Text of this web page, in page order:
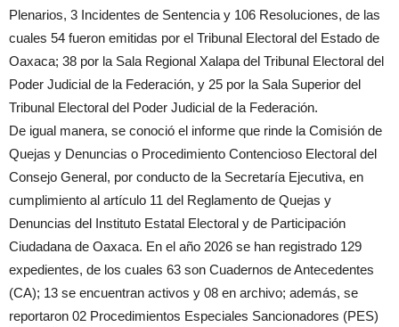
Plenarios, 3 Incidentes de Sentencia y 106 Resoluciones, de las
cuales 54 fueron emitidas por el Tribunal Electoral del Estado de
Oaxaca; 38 por la Sala Regional Xalapa del Tribunal Electoral del
Poder Judicial de la Federación, y 25 por la Sala Superior del
Tribunal Electoral del Poder Judicial de la Federación.
De igual manera, se conoció el informe que rinde la Comisión de
Quejas y Denuncias o Procedimiento Contencioso Electoral del
Consejo General, por conducto de la Secretaría Ejecutiva, en
cumplimiento al artículo 11 del Reglamento de Quejas y
Denuncias del Instituto Estatal Electoral y de Participación
Ciudadana de Oaxaca. En el año 2026 se han registrado 129
expedientes, de los cuales 63 son Cuadernos de Antecedentes
(CA); 13 se encuentran activos y 08 en archivo; además, se
reportaron 02 Procedimientos Especiales Sancionadores (PES)